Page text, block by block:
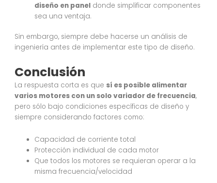
diseño en panel donde simplificar componentes
sea una ventaja.
Sin embargo, siempre debe hacerse un análisis de
ingeniería antes de implementar este tipo de diseño.
Conclusión
La respuesta corta es que sí es posible alimentar
varios motores con un solo variador de frecuencia,
pero sólo bajo condiciones específicas de diseño y
siempre considerando factores como:
Capacidad de corriente total
Protección individual de cada motor
Que todos los motores se requieran operar a la
misma frecuencia/velocidad